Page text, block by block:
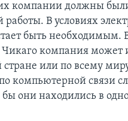
компании должны
В условиях
быть необходимым.
компания может
или по всему
компьютерной связи
бы они находились в